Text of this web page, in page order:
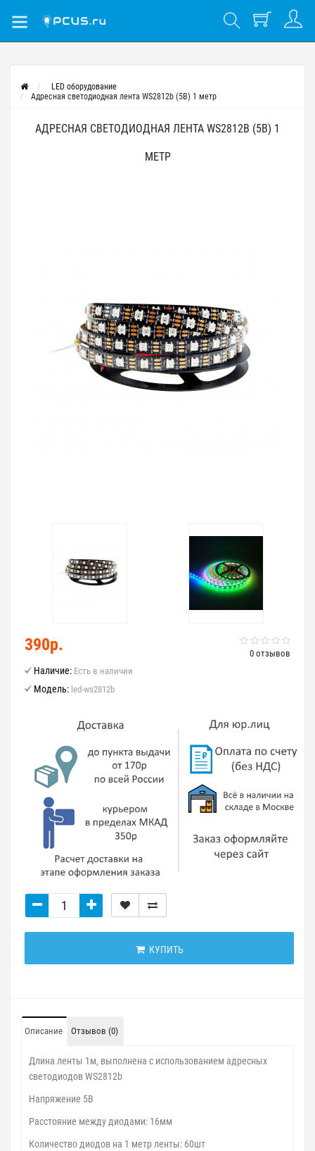
LED оборудование
Адресная светодиодная лента WS2812b (5В) 1 метр
АДРЕСНАЯ СВЕТОДИОДНАЯ ЛЕНТА WS2812B (5В) 1
МЕТР
0 отзывов
390р.
Наличие: Есть в наличии
Модель: led-ws2812b
КУПИТЬ
Описание Отзывов (0)
Длина ленты 1м, выполнена с использованием адресных
светодиодов WS2812b
Напряжение 5В
Расстояние между диодами: 16мм
Количество диодов на 1 метр ленты: 60шт